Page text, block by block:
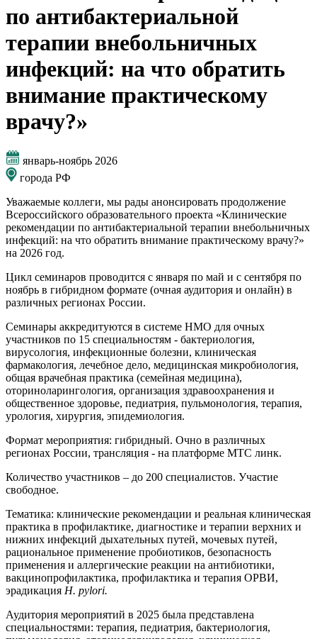
по антибактериальной
терапии внебольничных
инфекций: на что обратить
внимание практическому
врачу?»
январь-ноябрь 2026
города РФ
Уважаемые коллеги, мы рады анонсировать продолжение
Всероссийского образовательного проекта «Клинические
рекомендации по антибактериальной терапии внебольничных
инфекций: на что обратить внимание практическому врачу?»
на 2026 год.
Цикл семинаров проводится с января по май и с сентября по
ноябрь в гибридном формате (очная аудитория и онлайн) в
различных регионах России.
Семинары аккредитуются в системе НМО для очных
участников по 15 специальностям - бактериология,
вирусология, инфекционные болезни, клиническая
фармакология, лечебное дело, медицинская микробиология,
общая врачебная практика (семейная медицина),
оториноларингология, организация здравоохранения и
общественное здоровье, педиатрия, пульмонология, терапия,
урология, хирургия, эпидемиология.
Формат мероприятия: гибридный. Очно в различных
регионах России, трансляция - на платформе МТС линк.
Количество участников – до 200 специалистов. Участие
свободное.
Тематика: клинические рекомендации и реальная клиническая
практика в профилактике, диагностике и терапии верхних и
нижних инфекций дыхательных путей, мочевых путей,
рациональное применение пробиотиков, безопасность
применения и аллергические реакции на антибиотики,
вакцинопрофилактика, профилактика и терапия ОРВИ,
эрадикация H. pylori.
Аудитория мероприятий в 2025 была представлена
специальностями: терапия, педиатрия, бактериология,